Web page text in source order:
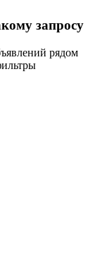
запросу
рядом